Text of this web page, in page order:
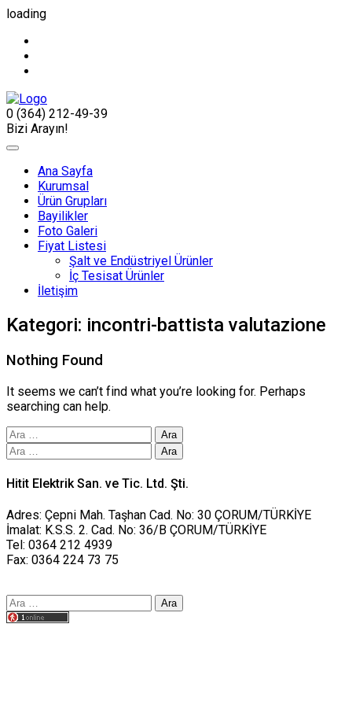
loading
0 (364) 212-49-39
Bizi Arayın!
Ana Sayfa
Kurumsal
Ürün Grupları
Bayilikler
Foto Galeri
Fiyat Listesi
Şalt ve Endüstriyel Ürünler
İç Tesisat Ürünler
İletişim
Kategori: incontri-battista valutazione
Nothing Found
It seems we can’t find what you’re looking for. Perhaps
searching can help.
Arama:
Arama:
Hitit Elektrik San. ve Tic. Ltd. Şti.
Adres: Çepni Mah. Taşhan Cad. No: 30 ÇORUM/TÜRKİYE
İmalat: K.S.S. 2. Cad. No: 36/B ÇORUM/TÜRKİYE
Tel: 0364 212 4939
Fax: 0364 224 73 75
Arama: